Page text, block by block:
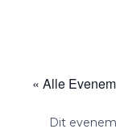
« Alle
Dit